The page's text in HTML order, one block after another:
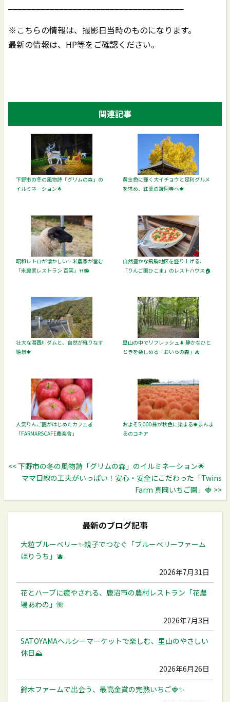
※こちらの情報は、撮影日当時のものになります。
最新の情報は、HP等をご確認ください。
関連記事
下野市の冬の風物詩「グリムの森」の
イルミネーション🌟
黄金色に輝く大イチョウと足利グルメ
を求め、紅葉の鑁阿寺へ🍁
昭和レトロが懐かしい✨ 米農家が営む
「米農家レストラン 百笑」🍴📻️
自然豊かな飛駒地区を盛り上げる、
「りんご園ひこま」のレストハウス🏠️
壮大な湯西川ダムと、自然が織りなす
絶景🍁
里山の中でリフレッシュ🌲 静かなひと
ときを楽しめる「おいらの森」⛺️
人気りんご園がはじめたカフェ🍎
「FARMARSCAFE農楽舎」
およそ5,000株が秋色に染まる🍁まんま
るのコキア
<< 下野市の冬の風物詩「グリムの森」のイルミネーション🌟
ママ目線の工夫がいっぱい！安心・安全にこだわった「Twins
Farm 真岡いちご園」🍓 >>
最新のブログ記事
大粒ブルーベリー✨️親子でつなぐ「ブルーベリーファーム
ほりうち」🫐
2026年7月31日
花とハーブに癒やされる、鹿沼市の農村レストラン「花農
場あわの」🌺
2026年7月3日
SATOYAMAヘルシーマーケットで楽しむ、里山のやさしい
休日⛰️
2026年6月26日
鈴木ファームで出会う、最高金賞の完熟いちご🍓✨